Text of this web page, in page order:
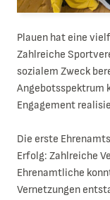
Plauen hat eine
Zahlreiche
sozialem Zweck
Angebotsspektrum
Engagement
Die erste
Erfolg: Zahlreiche
Ehrenamtliche
Vernetzungen